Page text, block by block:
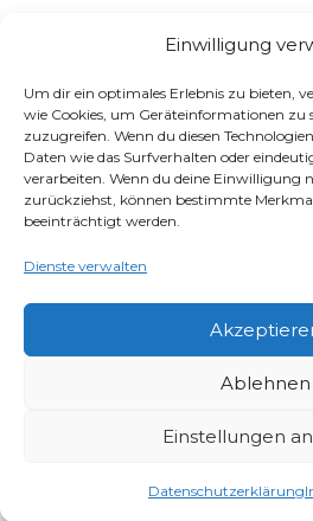
Einwilligung
Um dir ein optimales Erlebnis zu bieten,
wie Cookies, um Geräteinformationen zu
zuzugreifen. Wenn du diesen
Daten wie das Surfverhalten oder
verarbeiten. Wenn du deine Einwilligung
zurückziehst, können bestimmte
beeinträchtigt werden.
Dienste verwalten
Ablehnen
Einstellungen
Datenschutzerklärung